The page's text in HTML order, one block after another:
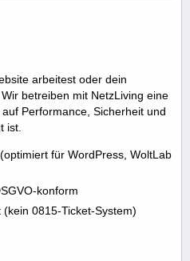
arbeitest oder dein
betreiben mit NetzLiving eine
Performance, Sicherheit und
ist.
für WordPress, WoltLab
konform
0815-Ticket-System)